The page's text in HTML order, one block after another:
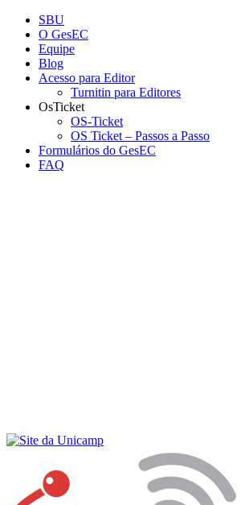
Conteúdo principal
SBU
O GesEC
Equipe
Blog
Acesso para Editor
Turnitin para Editores
OsTicket
OS-Ticket
OS Ticket – Passos a Passo
Formulários do GesEC
FAQ